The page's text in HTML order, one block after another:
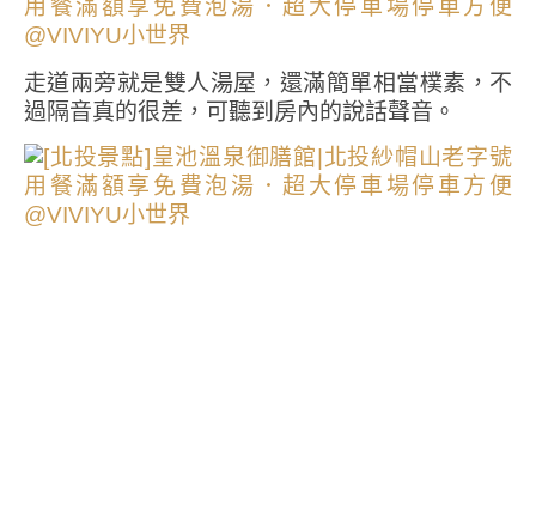
走道兩旁就是雙人湯屋，還滿簡單相當樸素，不
過隔音真的很差，可聽到房內的說話聲音。